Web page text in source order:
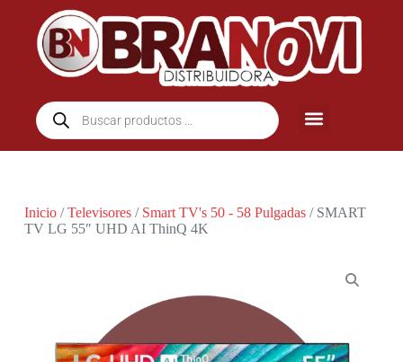
Inicio/Televisores/ Smart TV's 50 - 58 Pulgadas/ SMART
TV LG 55″ UHD AI ThinQ 4K